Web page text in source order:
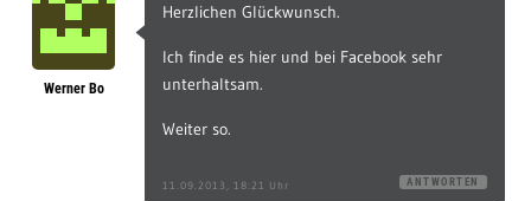
Werner Bo
Herzlichen Glückwunsch.
Ich finde es hier und bei Facebook sehr
unterhaltsam.
Weiter so.
11.09.2013, 18:21 Uhr ANTWORTEN